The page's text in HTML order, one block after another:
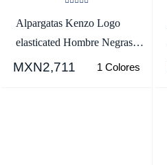
Alpargatas Kenzo Logo
elasticated Hombre Negras -
SKU.2647281
MXN2,711 1 Colores